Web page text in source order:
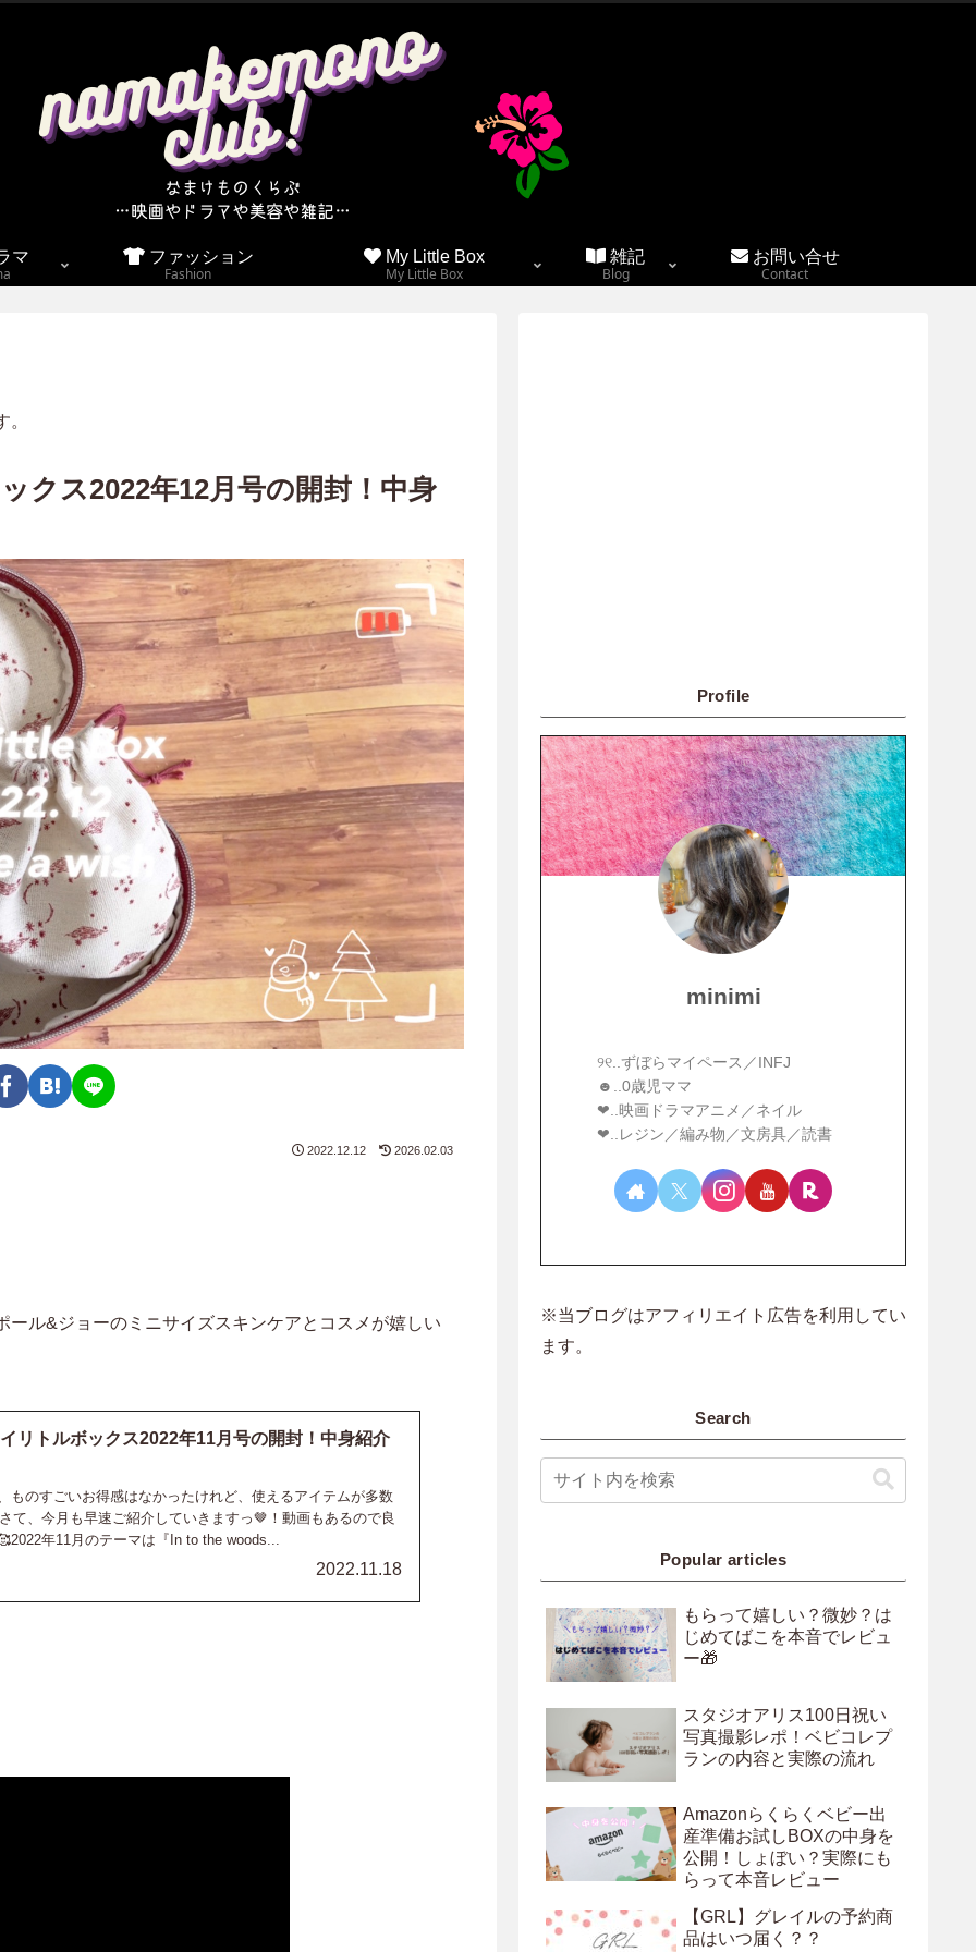
マ
ファッション
Fashion
My Little Box
My Little Box
雑記
Blog
お問い合せ
Contact
クス2022年12月号の開封！中身
2022.12.12 2026.02.03
ル&ジョーのミニサイズスキンケアとコスメが嬉しい
リトルボックス2022年11月号の開封！中身紹介
ものすごいお得感はなかったけれど、使えるアイテムが多数
て、今月も早速ご紹介していきますっ🤎！動画もあるので良
年11月のテーマは『In to the woods...
2022.11.18
Profile
minimi
୨୧..ずぼらマイペース／INFJ
☻︎..0歳児ママ
❤︎..映画ドラマアニメ／ネイル
❤︎..レジン／編み物／文房具／読書
※当ブログはアフィリエイト広告を利用してい
ます。
Search
Popular articles
もらって嬉しい？微妙？は
じめてばこを本音でレビュ
ー🎁
スタジオアリス100日祝い
写真撮影レポ！ベビコレプ
ランの内容と実際の流れ
Amazonらくらくベビー出
産準備お試しBOXの中身を
公開！しょぼい？実際にも
らって本音レビュー
【GRL】グレイルの予約商
品はいつ届く？？